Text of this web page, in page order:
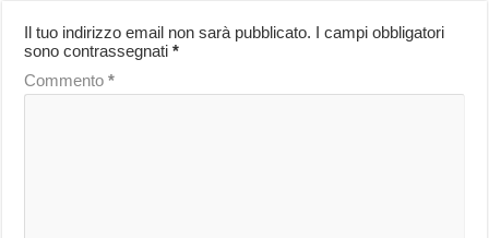
Il tuo indirizzo email non sarà pubblicato. I campi obbligatori
sono contrassegnati*
Commento*